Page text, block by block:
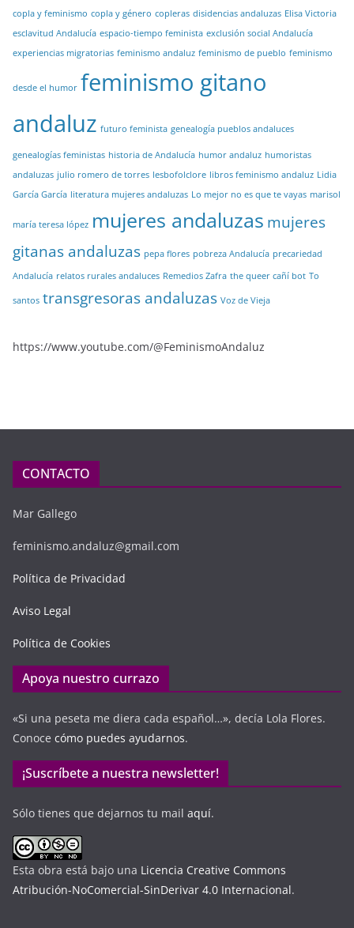
copla y feminismo copla y género copleras disidencias andaluzas Elisa Victoria
esclavitud Andalucía espacio-tiempo feminista exclusión social Andalucía
experiencias migratorias feminismo andaluz feminismo de pueblo feminismo
desde el humor feminismo gitano
andaluz futuro feminista genealogía pueblos andaluces
genealogías feministas historia de Andalucía humor andaluz humoristas
andaluzas julio romero de torres lesbofolclore libros feminismo andaluz Lidia
García García literatura mujeres andaluzas Lo mejor no es que te vayas marisol
maría teresa lópez mujeres andaluzas mujeres
gitanas andaluzas pepa flores pobreza Andalucía precariedad
Andalucía relatos rurales andaluces Remedios Zafra the queer cañí bot To
santos transgresoras andaluzas Voz de Vieja
https://www.youtube.com/@FeminismoAndaluz
CONTACTO
Mar Gallego
feminismo.andaluz@gmail.com
Política de Privacidad
Aviso Legal
Política de Cookies
Apoya nuestro currazo
«Si una peseta me diera cada español…», decía Lola Flores.
Conoce cómo puedes ayudarnos.
¡Suscríbete a nuestra newsletter!
Sólo tienes que dejarnos tu mail aquí.
Esta obra está bajo una Licencia Creative Commons
Atribución-NoComercial-SinDerivar 4.0 Internacional.